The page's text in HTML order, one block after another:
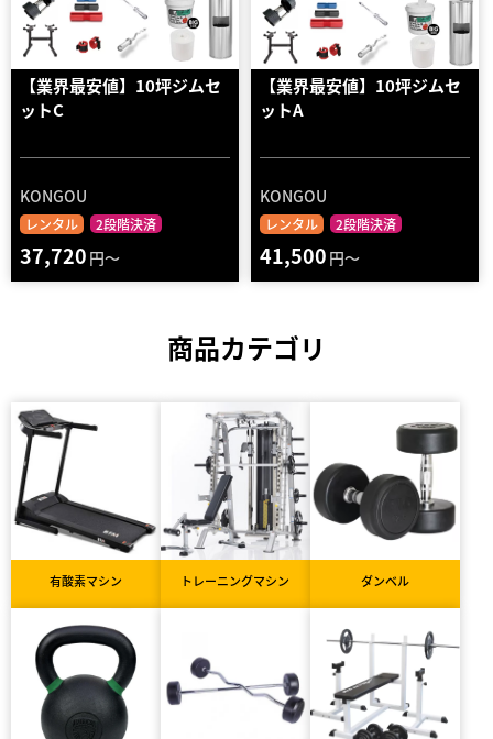
【業界最安値】10坪ジムセ
ットC
KONGOU
レンタル 2段階決済
37,720 円～
【業界最安値】10坪ジムセ
ットA
KONGOU
レンタル 2段階決済
41,500 円～
商品カテゴリ
有酸素マシン トレーニングマシン ダンベル